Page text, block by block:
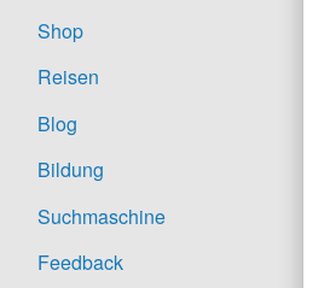
Shop
Reisen
Blog
Bildung
Suchmaschine
Feedback